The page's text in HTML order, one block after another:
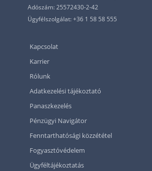
Adószám: 25572430-2-42
Ügyfélszolgálat: +36 1 58 58 555
Kapcsolat
Karrier
Rólunk
Adatkezelési tájékoztató
Panaszkezelés
Pénzügyi Navigátor
Fenntarthatósági közzététel
Fogyasztóvédelem
Ügyféltájékoztatás